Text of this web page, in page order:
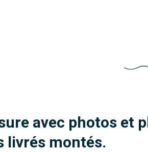
avec photos et
livrés montés.